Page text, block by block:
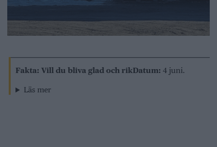
Fakta: Vill du bliva glad och rikDatum: 4 juni.
Läs mer